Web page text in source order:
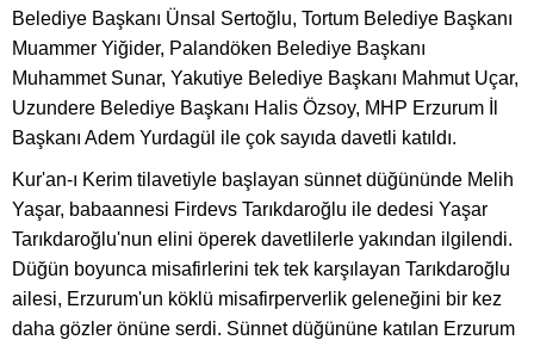
Belediye Başkanı Ünsal Sertoğlu, Tortum Belediye Başkanı
Muammer Yiğider, Palandöken Belediye Başkanı
Muhammet Sunar, Yakutiye Belediye Başkanı Mahmut Uçar,
Uzundere Belediye Başkanı Halis Özsoy, MHP Erzurum İl
Başkanı Adem Yurdagül ile çok sayıda davetli katıldı.
Kur'an-ı Kerim tilavetiyle başlayan sünnet düğününde Melih
Yaşar, babaannesi Firdevs Tarıkdaroğlu ile dedesi Yaşar
Tarıkdaroğlu'nun elini öperek davetlilerle yakından ilgilendi.
Düğün boyunca misafirlerini tek tek karşılayan Tarıkdaroğlu
ailesi, Erzurum'un köklü misafirperverlik geleneğini bir kez
daha gözler önüne serdi. Sünnet düğününe katılan Erzurum